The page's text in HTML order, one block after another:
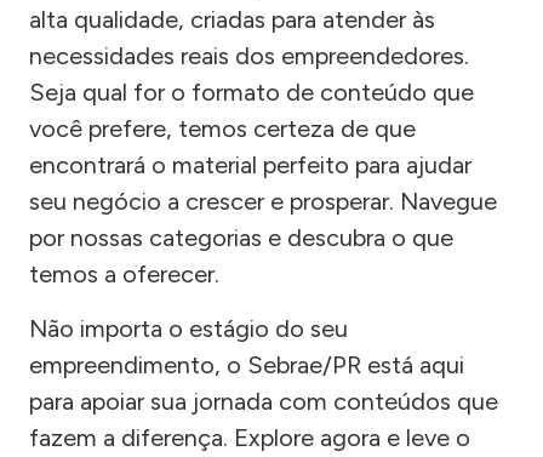
alta qualidade, criadas para atender às
necessidades reais dos empreendedores.
Seja qual for o formato de conteúdo que
você prefere, temos certeza de que
encontrará o material perfeito para ajudar
seu negócio a crescer e prosperar. Navegue
por nossas categorias e descubra o que
temos a oferecer.
Não importa o estágio do seu
empreendimento, o Sebrae/PR está aqui
para apoiar sua jornada com conteúdos que
fazem a diferença. Explore agora e leve o